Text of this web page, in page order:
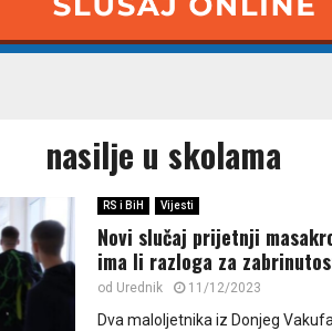
nasilje u skolama
RS i BiH Vijesti
Novi slučaj prijetnji
ima li razloga za
od Urednik 11/12/2023
Dva maloljetnika iz Donjeg